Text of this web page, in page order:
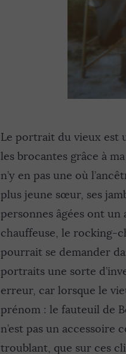
Le portrait du vieux est
les brocantes grâce à
n’y en pas une où
plus jeune sœur, ses
personnes âgées ont
chauffeuse, le rocking-
pourrait se demander
portraits une sorte
erreur, car lorsque le
prénom : le fauteuil de
n’est pas un
troublant, que sur ces